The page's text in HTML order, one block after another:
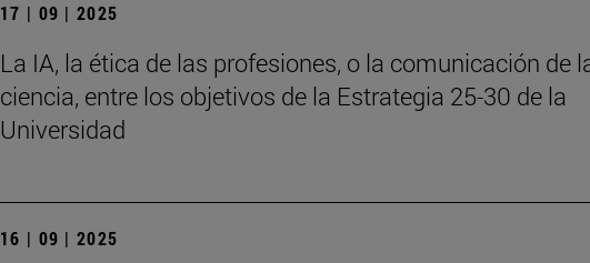
17 | 09 | 2025
La IA, la ética de las profesiones, o la comunicación de
ciencia, entre los objetivos de la Estrategia 25-30 de la
Universidad
16 | 09 | 2025